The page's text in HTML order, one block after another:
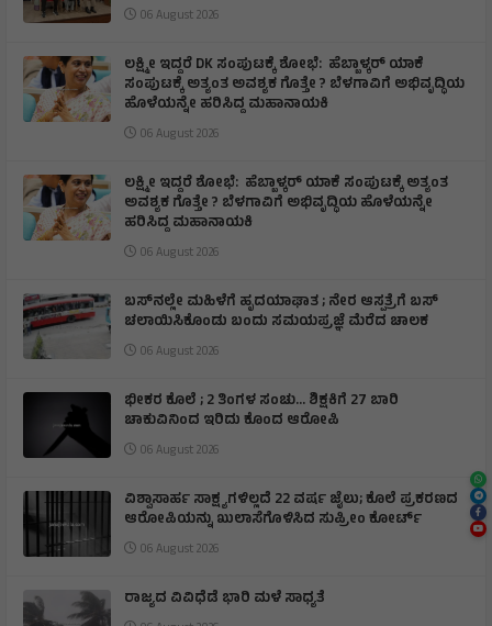
06 August 2026
ಲಕ್ಷ್ಮೀ ಇದ್ದರೆ DK ಸಂಪುಟಕ್ಕೆ ಶೋಭೆ: ಹೆಬ್ಬಾಳ್ಕರ್ ಯಾಕೆ
ಸಂಪುಟಕ್ಕೆ ಅತ್ಯಂತ ಅವಶ್ಯಕ ಗೊತ್ತೇ ? ಬೆಳಗಾವಿಗೆ ಅಭಿವೃದ್ಧಿಯ
ಹೊಳೆಯನ್ನೇ ಹರಿಸಿದ್ದ ಮಹಾನಾಯಕಿ
06 August 2026
ಲಕ್ಷ್ಮೀ ಇದ್ದರೆ ಶೋಭೆ: ಹೆಬ್ಬಾಳ್ಕರ್ ಯಾಕೆ ಸಂಪುಟಕ್ಕೆ ಅತ್ಯಂತ
ಅವಶ್ಯಕ ಗೊತ್ತೇ ? ಬೆಳಗಾವಿಗೆ ಅಭಿವೃದ್ಧಿಯ ಹೊಳೆಯನ್ನೇ
ಹರಿಸಿದ್ದ ಮಹಾನಾಯಕಿ
06 August 2026
ಬಸ್‌ನಲ್ಲೇ ಮಹಿಳೆಗೆ ಹೃದಯಾಘಾತ ; ನೇರ ಆಸ್ಪತ್ರೆಗೆ ಬಸ್‌
ಚಲಾಯಿಸಿಕೊಂಡು ಬಂದು ಸಮಯಪ್ರಜ್ಞೆ ಮೆರೆದ ಚಾಲಕ
06 August 2026
ಭೀಕರ ಕೊಲೆ ; 2 ತಿಂಗಳ ಸಂಚು… ಶಿಕ್ಷಕಿಗೆ 27 ಬಾರಿ
ಚಾಕುವಿನಿಂದ ಇರಿದು ಕೊಂದ ಆರೋಪಿ
06 August 2026
ವಿಶ್ವಾಸಾರ್ಹ ಸಾಕ್ಷ್ಯಗಳಿಲ್ಲದೆ 22 ವರ್ಷ ಜೈಲು; ಕೊಲೆ ಪ್ರಕರಣದ
ಆರೋಪಿಯನ್ನು ಖುಲಾಸೆಗೊಳಿಸಿದ ಸುಪ್ರೀಂ ಕೋರ್ಟ್
06 August 2026
ರಾಜ್ಯದ ವಿವಿಧೆಡೆ ಭಾರಿ ಮಳೆ ಸಾಧ್ಯತೆ